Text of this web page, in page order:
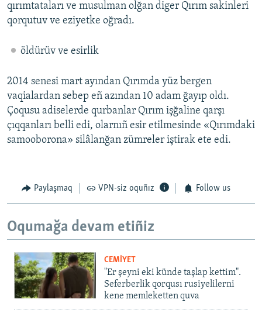
qırımtataları ve musulman olğan diger Qırım sakinleri
qorqutuv ve eziyetke oğradı.
öldürüv ve esirlik
2014 senesi mart ayından Qırımda yüz bergen
vaqialardan sebep eñ azından 10 adam ğayıp oldı.
Çoqusu adiselerde qurbanlar Qırım işğaline qarşı
çıqqanları belli edi, olarnıñ esir etilmesinde «Qırımdaki
samooborona» silâlanğan zümreler iştirak ete edi.
Paylaşmaq VPN-siz oquñız Follow us
Oqumağa devam etiñiz
CEMİYET
"Er şeyni eki künde taşlap kettim".
Seferberlik qorqusı rusiyelilerni
kene memleketten quva